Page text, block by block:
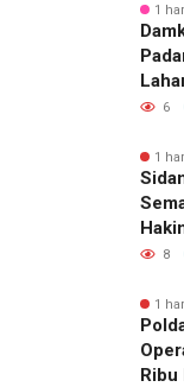
1
6
1
8
1
Ribu